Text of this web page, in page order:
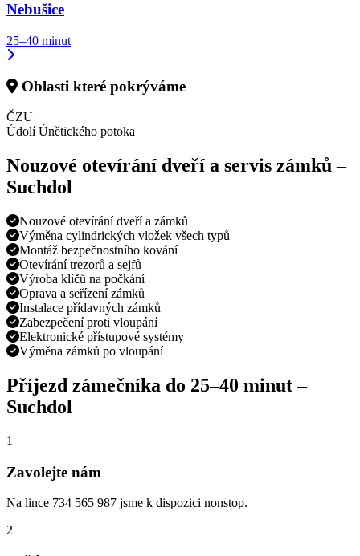
Nebušice
25–40 minut
Oblasti které pokrýváme
ČZU
Údolí Únětického potoka
Nouzové otevírání dveří a servis zámků –
Suchdol
Nouzové otevírání dveří a zámků
Výměna cylindrických vložek všech typů
Montáž bezpečnostního kování
Otevírání trezorů a sejfů
Výroba klíčů na počkání
Oprava a seřízení zámků
Instalace přídavných zámků
Zabezpečení proti vloupání
Elektronické přístupové systémy
Výměna zámků po vloupání
Příjezd zámečníka do 25–40 minut–
Suchdol
1
Zavolejte nám
Na lince 734 565 987 jsme k dispozici nonstop.
2